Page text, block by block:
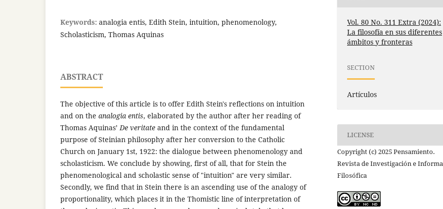
Keywords: analogia entis, Edith Stein, intuition, phenomenology,
Scholasticism, Thomas Aquinas
ABSTRACT
The objective of this article is to offer Edith Stein's reflections on intuition
and on the analogia entis, elaborated by the author after her reading of
Thomas Aquinas’De veritate and in the context of the fundamental
purpose of Steinian philosophy after her conversion to the Catholic
Church on January 1st, 1922: the dialogue between phenomenology and
scholasticism. We conclude by showing, first of all, that for Stein the
phenomenological and scholastic sense of "intuition" are very similar.
Secondly, we find that in Stein there is an ascending use of the analogy of
proportionality, which places it in the Thomistic line of interpretation of
Vol. 80 No. 311 Extra (2024):
La filosofía en sus diferentes
ámbitos y fronteras
SECTION
Artículos
LICENSE
Copyright (c) 2025 Pensamiento.
Revista de Investigación e
Filosófica